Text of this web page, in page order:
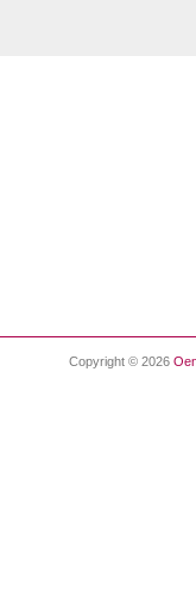
Copyright © 2026